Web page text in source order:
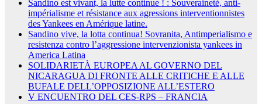
Sandino est vivant, la lutte continue ! : Souveraineté, anti-
impérialisme et résistance aux agressions interventionnistes
des Yankees en Amérique latine.
Sandino vive, la lotta continua! Sovranita, Antimperialismo e
resistenza contro l’aggressione intervenzionista yankees in
America Latina
SOLIDARIETÀ EUROPEA AL GOVERNO DEL
NICARAGUA DI FRONTE ALLE CRITICHE E ALLE
BUFALE DELL’OPPOSIZIONE ALL’ESTERO
V ENCUENTRO DEL CES-RPS – FRANCIA